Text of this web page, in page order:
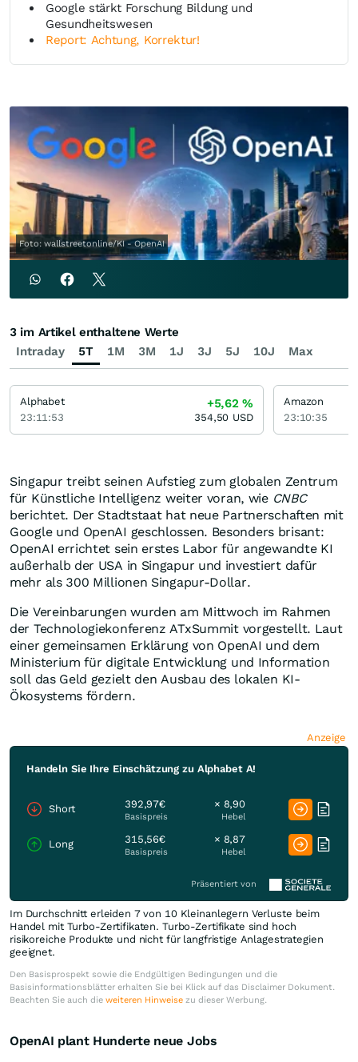
Google stärkt Forschung Bildung und
Gesundheitswesen
Report: Achtung, Korrektur!
Foto: wallstreetonline/KI - OpenAI
Singapur treibt seinen Aufstieg zum globalen Zentrum
für Künstliche Intelligenz weiter voran, wie CNBC
berichtet. Der Stadtstaat hat neue Partnerschaften mit
Google und OpenAI geschlossen. Besonders brisant:
OpenAI errichtet sein erstes Labor für angewandte KI
außerhalb der USA in Singapur und investiert dafür
mehr als 300 Millionen Singapur-Dollar.
Die Vereinbarungen wurden am Mittwoch im Rahmen
der Technologiekonferenz ATxSummit vorgestellt. Laut
einer gemeinsamen Erklärung von OpenAI und dem
Ministerium für digitale Entwicklung und Information
soll das Geld gezielt den Ausbau des lokalen KI-
Ökosystems fördern.
Anzeige
Handeln Sie Ihre Einschätzung zu Alphabet A!
Short 392,97€
Basispreis
× 8,90
Hebel
Long 315,56€
Basispreis
× 8,87
Hebel
Präsentiert von
Im Durchschnitt erleiden 7 von 10 Kleinanlegern Verluste beim
Handel mit Turbo-Zertifikaten. Turbo-Zertifikate sind hoch
risikoreiche Produkte und nicht für langfristige Anlagestrategien
geeignet.
Den Basisprospekt sowie die Endgültigen Bedingungen und die
Basisinformationsblätter erhalten Sie bei Klick auf das Disclaimer Dokument.
Beachten Sie auch die weiteren Hinweise zu dieser Werbung.
OpenAI plant Hunderte neue Jobs
Intraday 5T 1M 3M 1J 3J 5J 10J Max
3 im Artikel enthaltene Werte
Alphabet
23:11:53
+5,62%
354,50 USD
Amazon
23:10:35